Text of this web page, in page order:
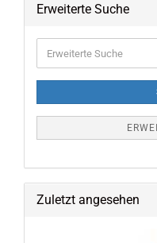
Erweiterte Suche
Suche
Zuletzt angesehen